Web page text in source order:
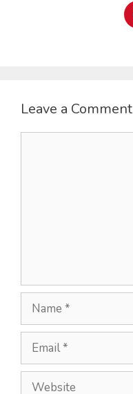
Leave a Comment
Name
Email
Website